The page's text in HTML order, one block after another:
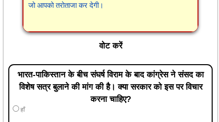
जो आपको तरोताजा कर देगी।
वोट करें
भारत-पाकिस्तान के बीच संघर्ष विराम के बाद कांग्रेस ने संसद का
विशेष सत्र बुलाने की मांग की है। क्या सरकार को इस पर विचार
करना चाहिए?
हाँ